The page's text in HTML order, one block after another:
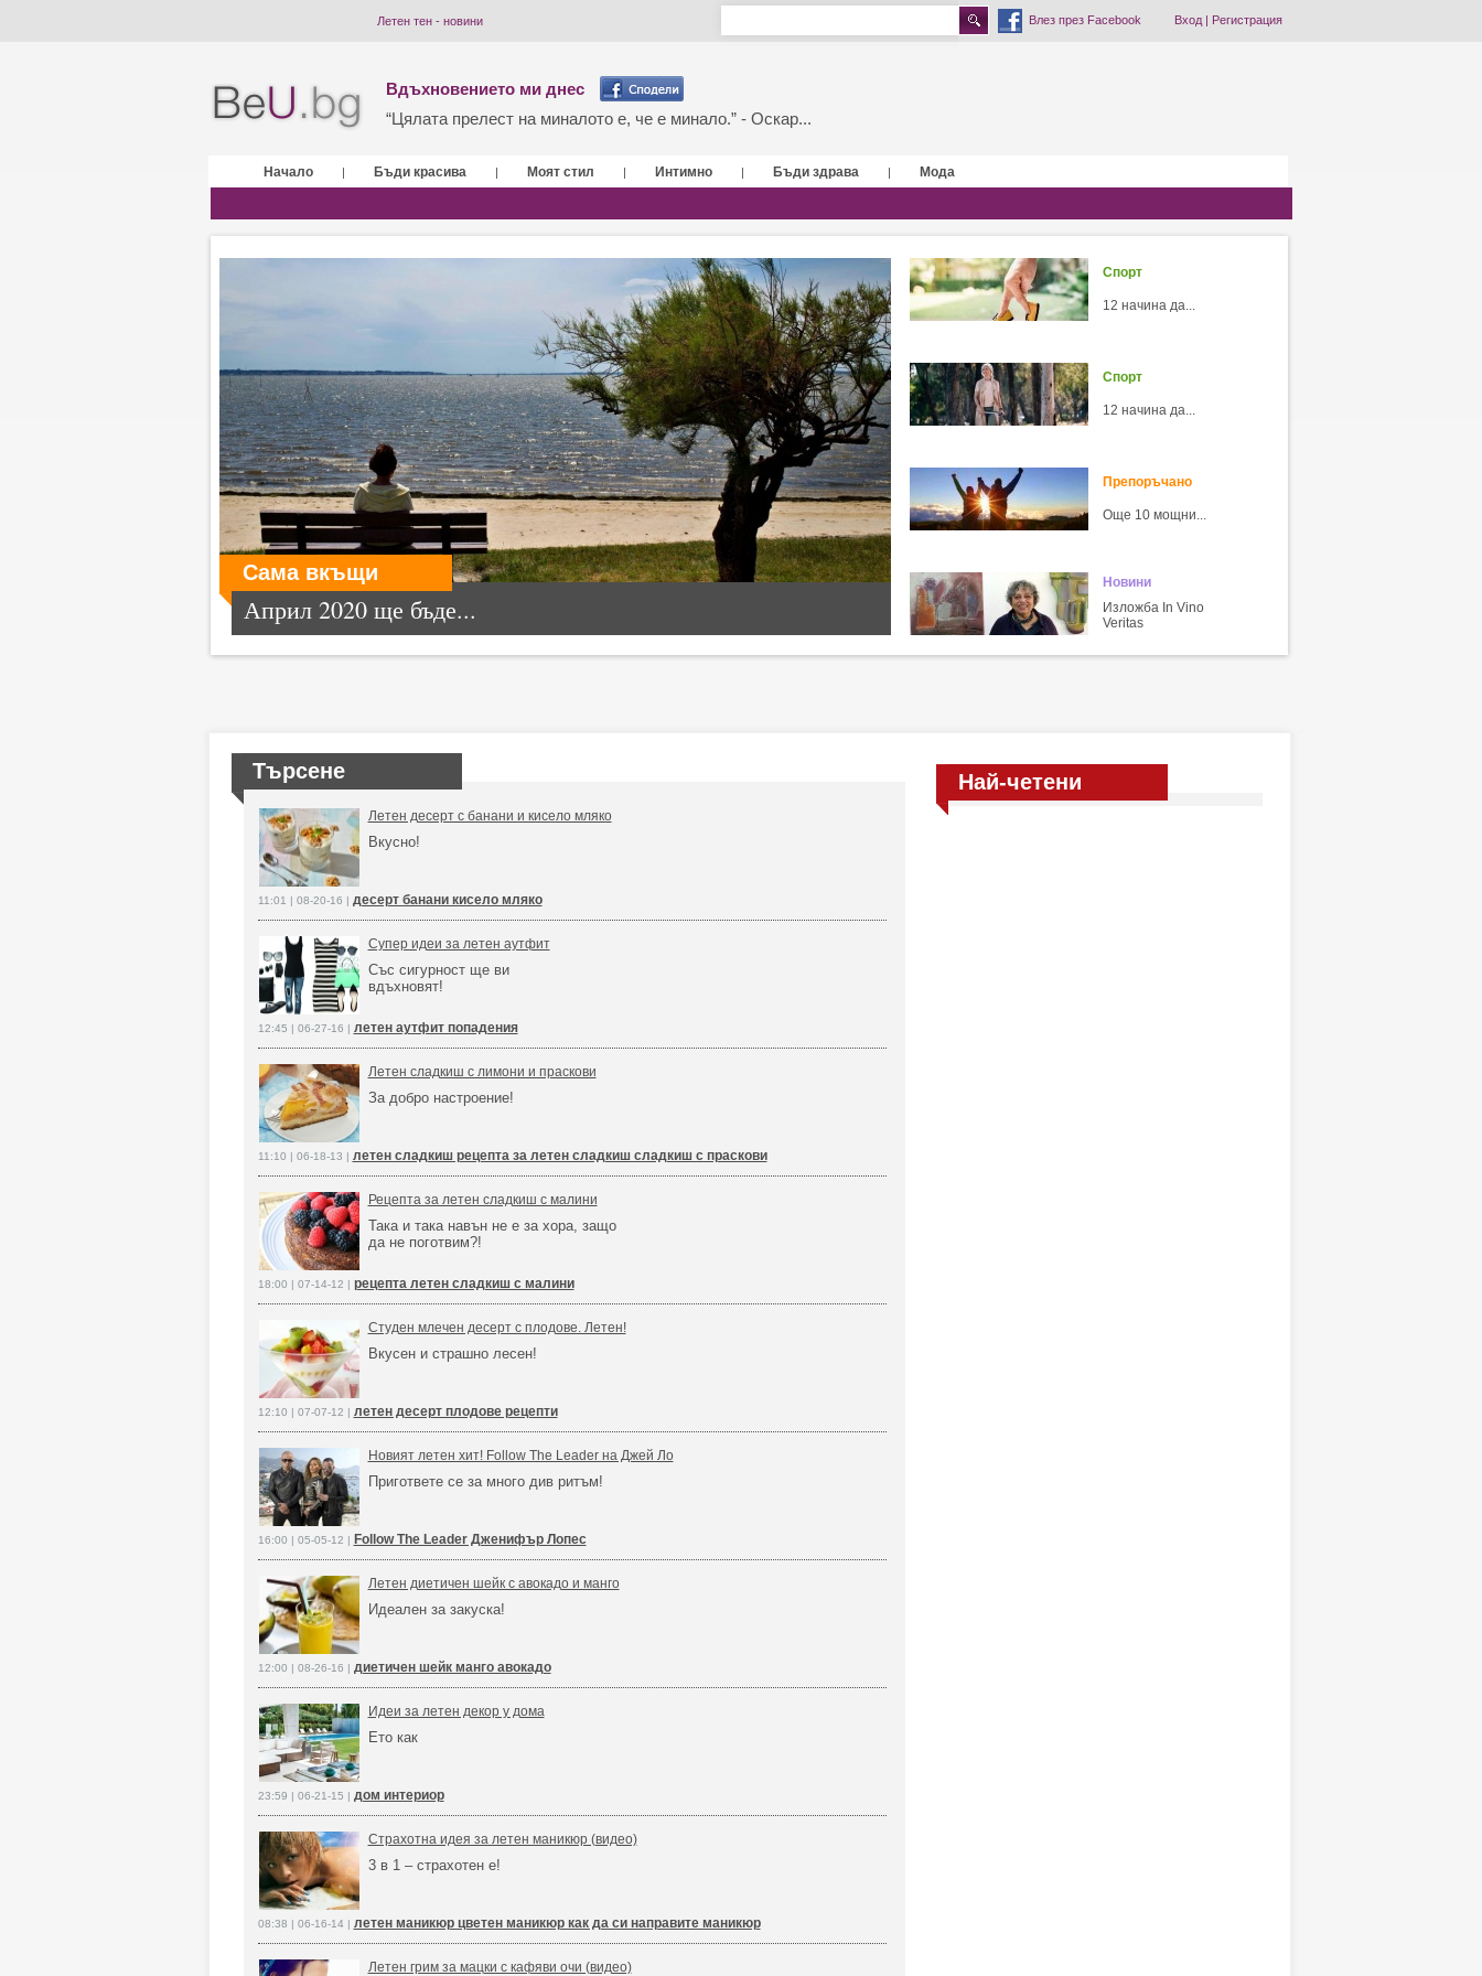
Летен тен - новини Влез през Facebook Вход| Регистрация
Вдъхновението ми днес
“Цялата прелест на миналото е, че е минало.” - Оскар...
Начало | Бъди красива | Моят стил | Интимно | Бъди здрава | Мода
Сама вкъщи
Април 2020 ще бъде...
Спорт
12 начина да...
Спорт
12 начина да...
Препоръчано
Още 10 мощни...
Новини
Изложба In Vino
Veritas
Търсене
Летен десерт с банани и кисело мляко
Вкусно!
11:01 | 08-20-16 | десерт банани кисело мляко
Супер идеи за летен аутфит
Със сигурност ще ви
вдъхновят!
12:45 | 06-27-16 | летен аутфит попадения
Летен сладкиш с лимони и праскови
За добро настроение!
11:10 | 06-18-13 | летен сладкиш рецепта за летен сладкиш сладкиш с праскови
Рецепта за летен сладкиш с малини
Така и така навън не е за хора, защо
да не поготвим?!
18:00 | 07-14-12 | рецепта летен сладкиш с малини
Студен млечен десерт с плодове. Летен!
Вкусен и страшно лесен!
12:10 | 07-07-12 | летен десерт плодове рецепти
Новият летен хит! Follow The Leader на Джей Ло
Пригответе се за много див ритъм!
16:00 | 05-05-12 | Follow The Leader Дженифър Лопес
Летен диетичен шейк с авокадо и манго
Идеален за закуска!
12:00 | 08-26-16 | диетичен шейк манго авокадо
Идеи за летен декор у дома
Ето как
23:59 | 06-21-15 | дом интериор
Страхотна идея за летен маникюр (видео)
3 в 1 – страхотен е!
08:38 | 06-16-14 | летен маникюр цветен маникюр как да си направите маникюр
Летен грим за мацки с кафяви очи (видео)
Най-четени